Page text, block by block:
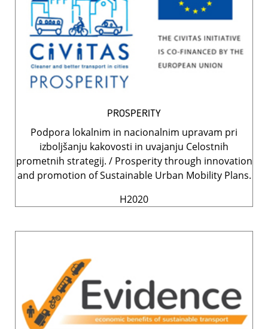
PROSPERITY
Podpora lokalnim in nacionalnim upravam pri
izboljšanju kakovosti in uvajanju Celostnih
prometnih strategij. / Prosperity through innovation
and promotion of Sustainable Urban Mobility Plans.
H2020